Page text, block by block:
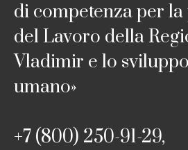
di competenza per
del Lavoro della
Vladimir e lo
umano»
+7 (800) 250-91-29,